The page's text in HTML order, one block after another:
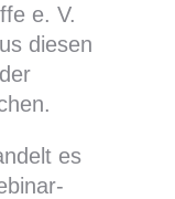
e. V.
diesen
es